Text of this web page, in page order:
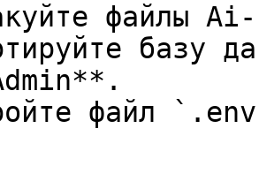
файлы
базу
файл